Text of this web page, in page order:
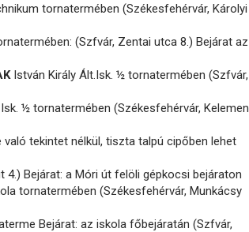
tornatermében (Székesfehérvár, Károlyi
(Szfvár, Zentai utca 8.) Bejárat az
István Király Ált.Isk. ½ tornatermében (Szfvár,
½ tornatermében (Székesfehérvár, Kelemen
való tekintet nélkül, tiszta talpú cipőben lehet
4.) Bejárat: a Móri út felöli gépkocsi bejáraton
tornatermében (Székesfehérvár, Munkácsy
Bejárat: az iskola főbejáratán (Szfvár,